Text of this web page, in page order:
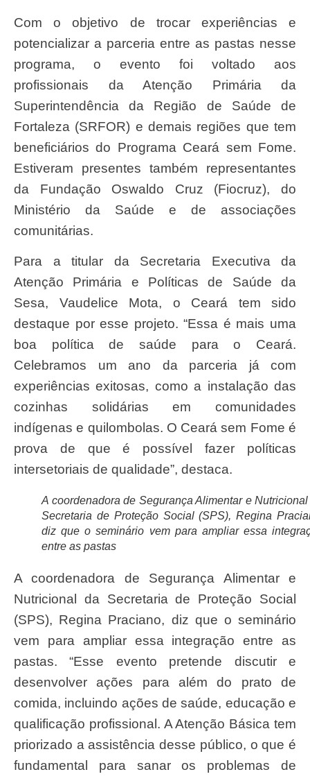
Com o objetivo de trocar experiências e
potencializar a parceria entre as pastas nesse
programa, o evento foi voltado aos
profissionais da Atenção Primária da
Superintendência da Região de Saúde de
Fortaleza (SRFOR) e demais regiões que tem
beneficiários do Programa Ceará sem Fome.
Estiveram presentes também representantes
da Fundação Oswaldo Cruz (Fiocruz), do
Ministério da Saúde e de associações
comunitárias.
Para a titular da Secretaria Executiva da
Atenção Primária e Políticas de Saúde da
Sesa, Vaudelice Mota, o Ceará tem sido
destaque por esse projeto. “Essa é mais uma
boa política de saúde para o Ceará.
Celebramos um ano da parceria já com
experiências exitosas, como a instalação das
cozinhas solidárias em comunidades
indígenas e quilombolas. O Ceará sem Fome é
prova de que é possível fazer políticas
intersetoriais de qualidade”, destaca.
A coordenadora de Segurança Alimentar e
Secretaria de Proteção Social (SPS), Regina
diz que o seminário vem para ampliar essa
entre as pastas
A coordenadora de Segurança Alimentar e
Nutricional da Secretaria de Proteção Social
(SPS), Regina Praciano, diz que o seminário
vem para ampliar essa integração entre as
pastas. “Esse evento pretende discutir e
desenvolver ações para além do prato de
comida, incluindo ações de saúde, educação e
qualificação profissional. A Atenção Básica tem
priorizado a assistência desse público, o que é
fundamental para sanar os problemas de